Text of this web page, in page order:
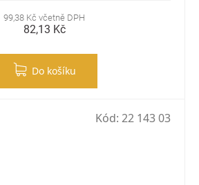
99,38 Kč včetně DPH
82,13 Kč
Do košíku
Kód: 22 143 03